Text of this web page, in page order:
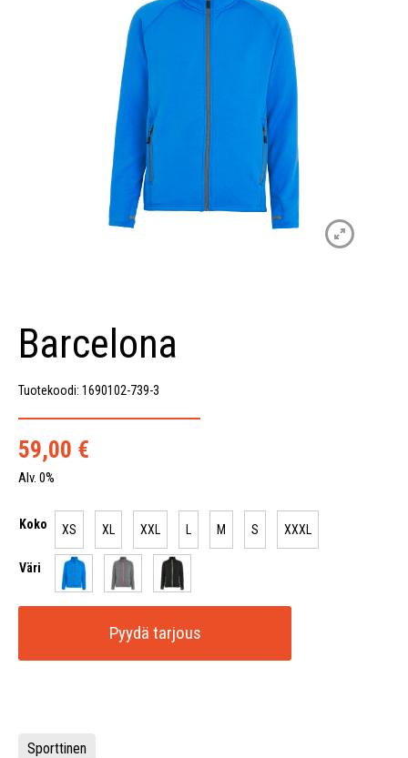
Barcelona
Tuotekoodi: 1690102-739-3
59,00 €
Alv. 0%
Koko XS XL XXL L M S XXXL
Väri
Pyydä tarjous
Sporttinen